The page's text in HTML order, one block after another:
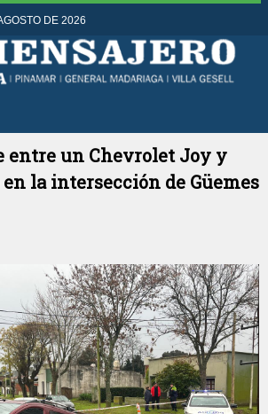
DE 2026
entre un Chevrolet Joy y
la intersección de Güemes